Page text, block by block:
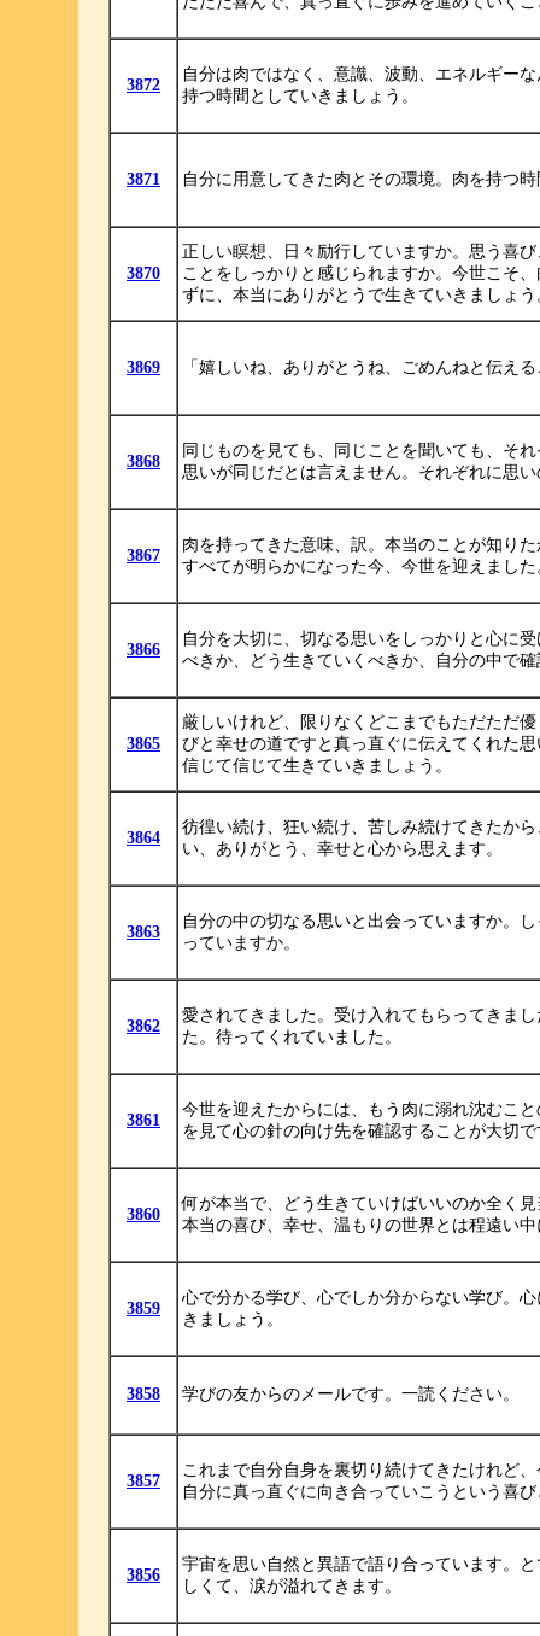
3872
自分は肉ではなく、意識、波動、エネルギー
持つ時間としていきましょう。
3871 自分に用意してきた肉とその環境。肉を持つ
3870
正しい瞑想、日々励行していますか。思う喜
ことをしっかりと感じられますか。今世こそ
ずに、本当にありがとうで生きていきましょう
3869 「嬉しいね、ありがとうね、ごめんねと伝え
3868
同じものを見ても、同じことを聞いても、そ
思いが同じだとは言えません。それぞれに思
3867
肉を持ってきた意味、訳。本当のことが知り
すべてが明らかになった今、今世を迎えました
3866
自分を大切に、切なる思いをしっかりと心に
べきか、どう生きていくべきか、自分の中で
3865
厳しいけれど、限りなくどこまでもただただ
びと幸せの道ですと真っ直ぐに伝えてくれた
信じて信じて生きていきましょう。
3864
彷徨い続け、狂い続け、苦しみ続けてきたか
い、ありがとう、幸せと心から思えます。
3863
自分の中の切なる思いと出会っていますか。
っていますか。
3862
愛されてきました。受け入れてもらってきま
た。待ってくれていました。
3861
今世を迎えたからには、もう肉に溺れ沈むこ
を見て心の針の向け先を確認することが大切で
3860
何が本当で、どう生きていけばいいのか全く
本当の喜び、幸せ、温もりの世界とは程遠い
3859
心で分かる学び、心でしか分からない学び。
きましょう。
3858 学びの友からのメールです。一読ください。
3857
これまで自分自身を裏切り続けてきたけれど
自分に真っ直ぐに向き合っていこうという喜
3856
宇宙を思い自然と異語で語り合っています。
しくて、涙が溢れてきます。